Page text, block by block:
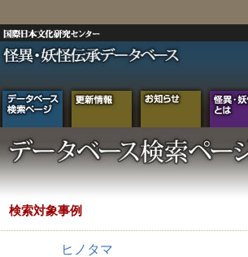
検索対象事例
ヒノタマ